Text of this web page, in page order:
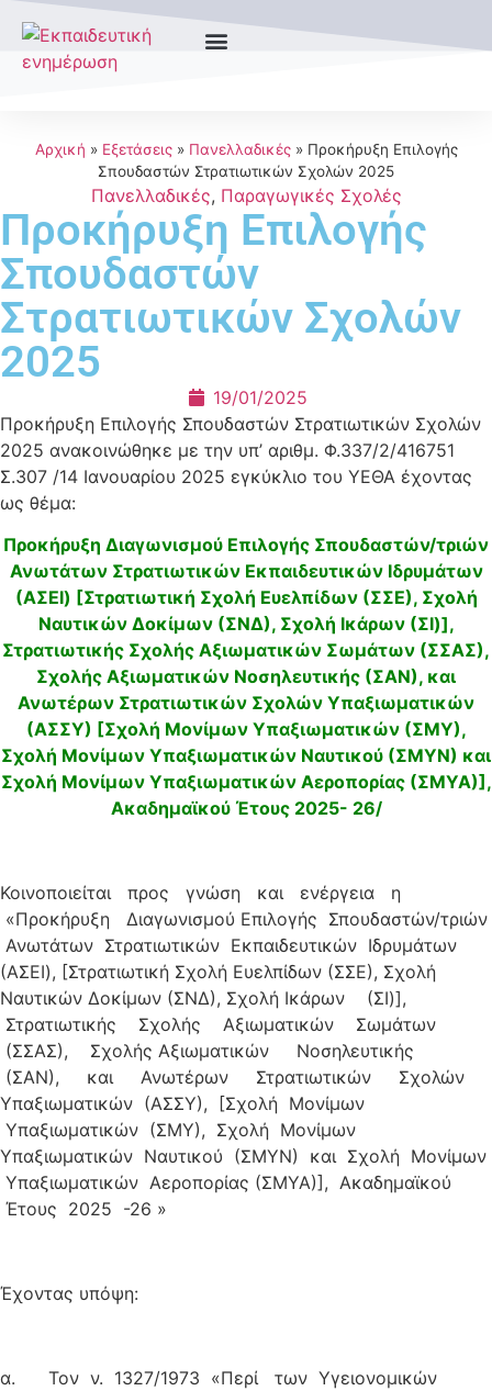
Αρχική » Εξετάσεις» Πανελλαδικές» Προκήρυξη Επιλογής
Σπουδαστών Στρατιωτικών Σχολών 2025
Πανελλαδικές, Παραγωγικές Σχολές
Προκήρυξη Επιλογής
Σπουδαστών
Στρατιωτικών Σχολών
2025
19/01/2025
Προκήρυξη Επιλογής Σπουδαστών Στρατιωτικών Σχολών
2025 ανακοινώθηκε με την υπ’ αριθμ. Φ.337/2/416751
Σ.307 /14 Ιανουαρίου 2025 εγκύκλιο του ΥΕΘΑ έχοντας
ως θέμα:
Προκήρυξη Διαγωνισμού Επιλογής Σπουδαστών/τριών
Ανωτάτων Στρατιωτικών Εκπαιδευτικών Ιδρυμάτων
(ΑΣΕΙ) [Στρατιωτική Σχολή Ευελπίδων (ΣΣΕ), Σχολή
Ναυτικών Δοκίμων (ΣΝΔ), Σχολή Ικάρων (ΣΙ)],
Στρατιωτικής Σχολής Αξιωματικών Σωμάτων (ΣΣΑΣ),
Σχολής Αξιωματικών Νοσηλευτικής (ΣΑΝ), και
Ανωτέρων Στρατιωτικών Σχολών Υπαξιωματικών
(ΑΣΣΥ) [Σχολή Μονίμων Υπαξιωματικών (ΣΜΥ),
Σχολή Μονίμων Υπαξιωματικών Ναυτικού (ΣΜΥΝ) και
Σχολή Μονίμων Υπαξιωματικών Αεροπορίας (ΣΜΥΑ)],
Ακαδημαϊκού Έτους 2025- 26/
Κοινοποιείται προς γνώση και ενέργεια η
«Προκήρυξη Διαγωνισμού Επιλογής Σπουδαστών/τριών
Ανωτάτων Στρατιωτικών Εκπαιδευτικών Ιδρυμάτων
(ΑΣΕΙ), [Στρατιωτική Σχολή Ευελπίδων (ΣΣΕ), Σχολή
Ναυτικών Δοκίμων (ΣΝΔ), Σχολή Ικάρων (ΣΙ)],
Στρατιωτικής Σχολής Αξιωματικών Σωμάτων
(ΣΣΑΣ), Σχολής Αξιωματικών Νοσηλευτικής
(ΣΑΝ), και Ανωτέρων Στρατιωτικών Σχολών
Υπαξιωματικών (ΑΣΣΥ), [Σχολή Μονίμων
Υπαξιωματικών (ΣΜΥ), Σχολή Μονίμων
Υπαξιωματικών Ναυτικού (ΣΜΥΝ) και Σχολή Μονίμων
Υπαξιωματικών Αεροπορίας (ΣΜΥΑ)], Ακαδημαϊκού
Έτους 2025 -26 »
Έχοντας υπόψη:
α. Τον ν. 1327/1973 «Περί των Υγειονομικών